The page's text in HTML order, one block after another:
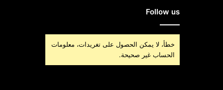
Follow us
خطأ، لا يمكن الحصول على تغريدات، معلومات
الحساب غير صحيحة.